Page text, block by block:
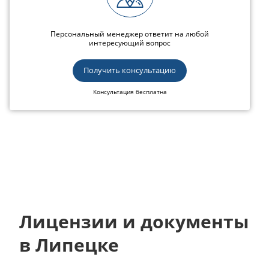
Персональный менеджер ответит на любой
интересующий вопрос
Получить консультацию
Консультация бесплатна
Лицензии и документы
в Липецке